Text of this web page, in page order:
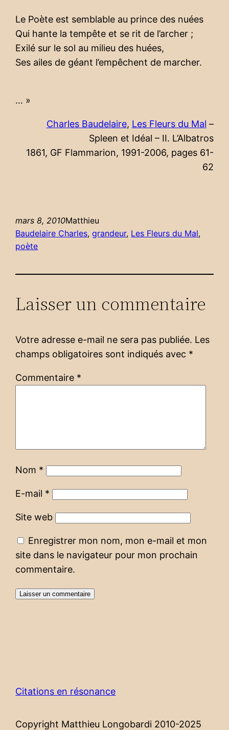
Le Poète est semblable au prince des nuées
Qui hante la tempête et se rit de l’archer ;
Exilé sur le sol au milieu des huées,
Ses ailes de géant l’empêchent de marcher.
… »
Charles Baudelaire, Les Fleurs du Mal –
Spleen et Idéal – II. L’Albatros
1861, GF Flammarion, 1991-2006, pages 61-
62
mars 8, 2010Matthieu
Baudelaire Charles, grandeur, Les Fleurs du Mal
poète
Laisser un commentaire
Votre adresse e-mail ne sera pas publiée. Les
champs obligatoires sont indiqués avec *
Commentaire *
Nom *
E-mail *
Site web
Enregistrer mon nom, mon e-mail et mon
site dans le navigateur pour mon prochain
commentaire.
Citations en résonance
Copyright Matthieu Longobardi 2010-2025